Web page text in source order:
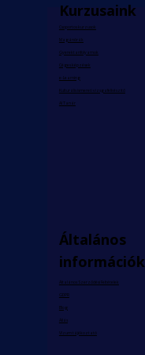
Kurzusaink
Csoportos kurzusok
Magánórák
Gyerektanfolyamok
Céges képzések
e-Learning
Kulturális ismereti vizsgafelkészítő
AI Tanár
Általános
információk
Általános Szerződési Feltételek
GDPR
Blog
Állás
Vízum tájékoztató